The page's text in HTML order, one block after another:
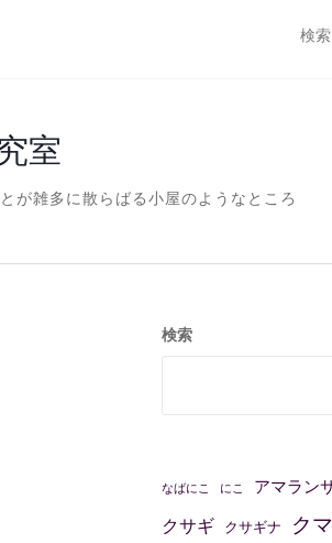
室
が雑多に散らばる小屋のようなところ
検索
なばにこ にこ アマラン
クサギ クサギナ ク